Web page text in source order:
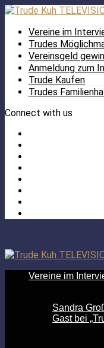
Vereine im
Trudes
Vereinsgeld
Anmeldung zum
Trude Kaufen
Trudes
Connect with us
Vereine im
Sandra
Gast bei